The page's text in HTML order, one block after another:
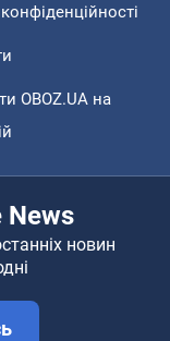
OBOZ.UA на
News
новин